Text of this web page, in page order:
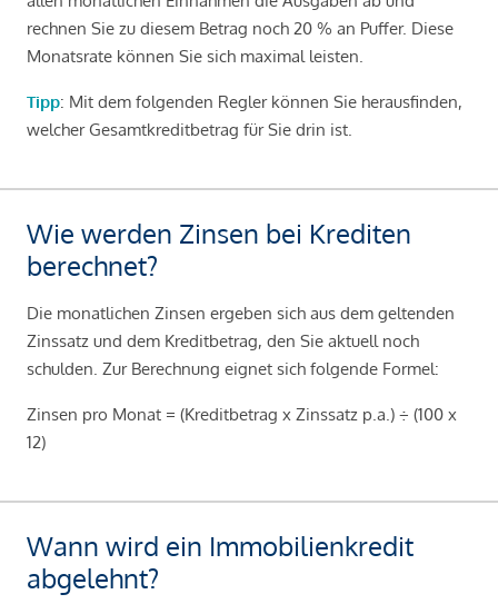
rechnen Sie zu diesem Betrag noch 20 % an Puffer. Diese
Monatsrate können Sie sich maximal leisten.
Tipp: Mit dem folgenden Regler können Sie herausfinden,
welcher Gesamtkreditbetrag für Sie drin ist.
Wie werden Zinsen bei Krediten
berechnet?
Die monatlichen Zinsen ergeben sich aus dem geltenden
Zinssatz und dem Kreditbetrag, den Sie aktuell noch
schulden. Zur Berechnung eignet sich folgende Formel:
Zinsen pro Monat = (Kreditbetrag x Zinssatz p.a.) ÷ (100 x
12)
Wann wird ein Immobilienkredit
abgelehnt?